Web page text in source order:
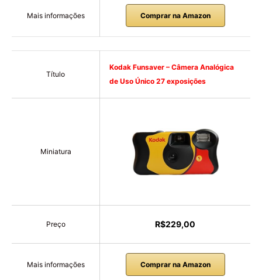
Mais informações Comprar na Amazon
Título
Kodak Funsaver – Câmera Analógica
de Uso Único 27 exposições
Miniatura
Preço R$229,00
Mais informações Comprar na Amazon